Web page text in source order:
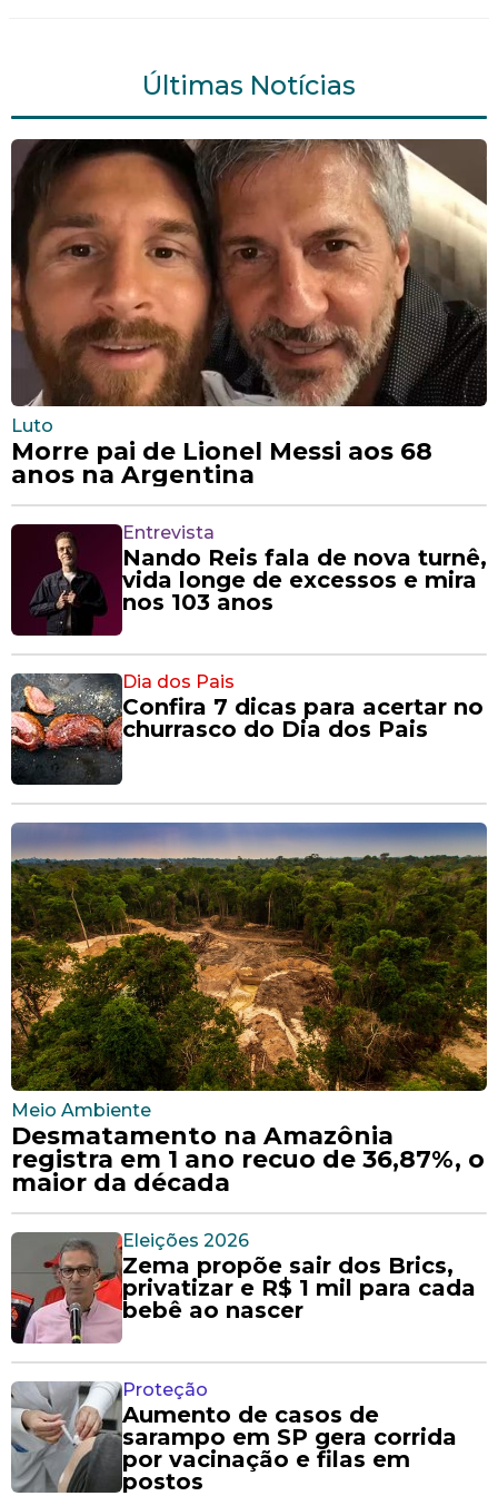
Últimas Notícias
Luto
Morre pai de Lionel Messi aos 68
anos na Argentina
Entrevista
Nando Reis fala de nova turnê,
vida longe de excessos e mira
nos 103 anos
Dia dos Pais
Confira 7 dicas para acertar no
churrasco do Dia dos Pais
Meio Ambiente
Desmatamento na Amazônia
registra em 1 ano recuo de 36,87%, o
maior da década
Eleições 2026
Zema propõe sair dos Brics,
privatizar e R$ 1 mil para cada
bebê ao nascer
Proteção
Aumento de casos de
sarampo em SP gera corrida
por vacinação e filas em
postos